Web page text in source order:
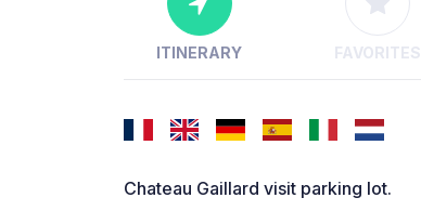
ITINERARY FAVORITES
Chateau Gaillard visit parking lot.